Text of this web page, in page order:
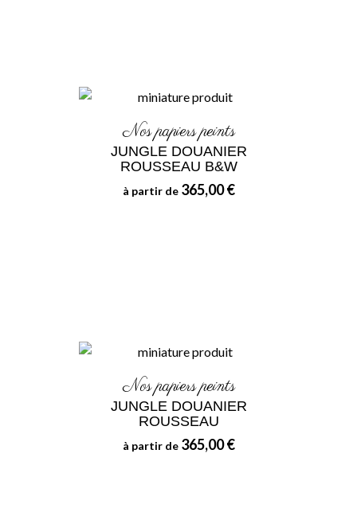
Nos papiers peints
JUNGLE DOUANIER
ROUSSEAU B&W
à partir de 365,00 €
Nos papiers peints
JUNGLE DOUANIER
ROUSSEAU
à partir de 365,00 €